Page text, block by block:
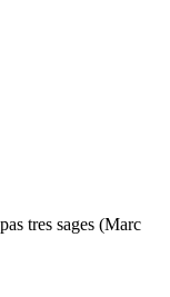
tres sages (Marc